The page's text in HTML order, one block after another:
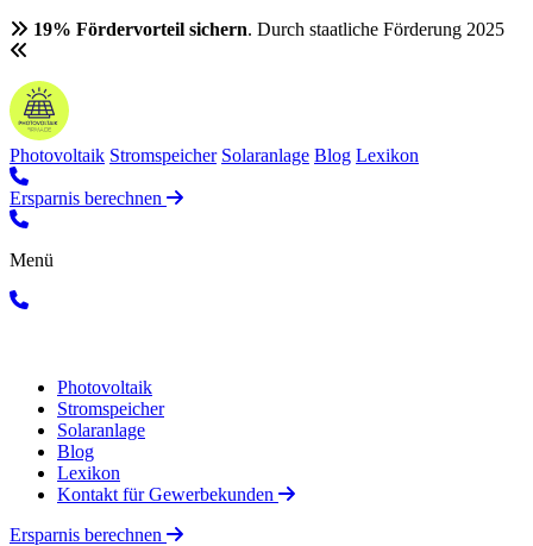
19% Fördervorteil sichern. Durch staatliche Förderung 2025
Photovoltaik Stromspeicher Solaranlage Blog Lexikon
Ersparnis berechnen
Menü
Photovoltaik
Stromspeicher
Solaranlage
Blog
Lexikon
Kontakt für Gewerbekunden
Ersparnis berechnen